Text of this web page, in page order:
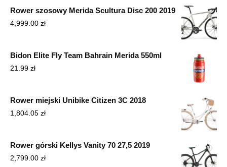
Rower szosowy Merida Scultura Disc 200 2019
4,999.00 zł
Bidon Elite Fly Team Bahrain Merida 550ml
21.99 zł
Rower miejski Unibike Citizen 3C 2018
1,804.05 zł
Rower górski Kellys Vanity 70 27,5 2019
2,799.00 zł